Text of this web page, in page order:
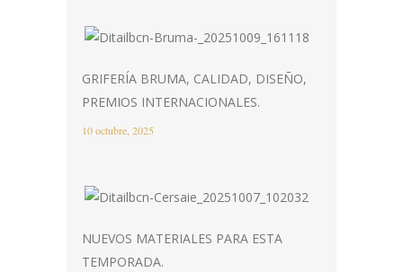
GRIFERÍA BRUMA, CALIDAD, DISEÑO,
PREMIOS INTERNACIONALES.
10 octubre, 2025
NUEVOS MATERIALES PARA ESTA
TEMPORADA.